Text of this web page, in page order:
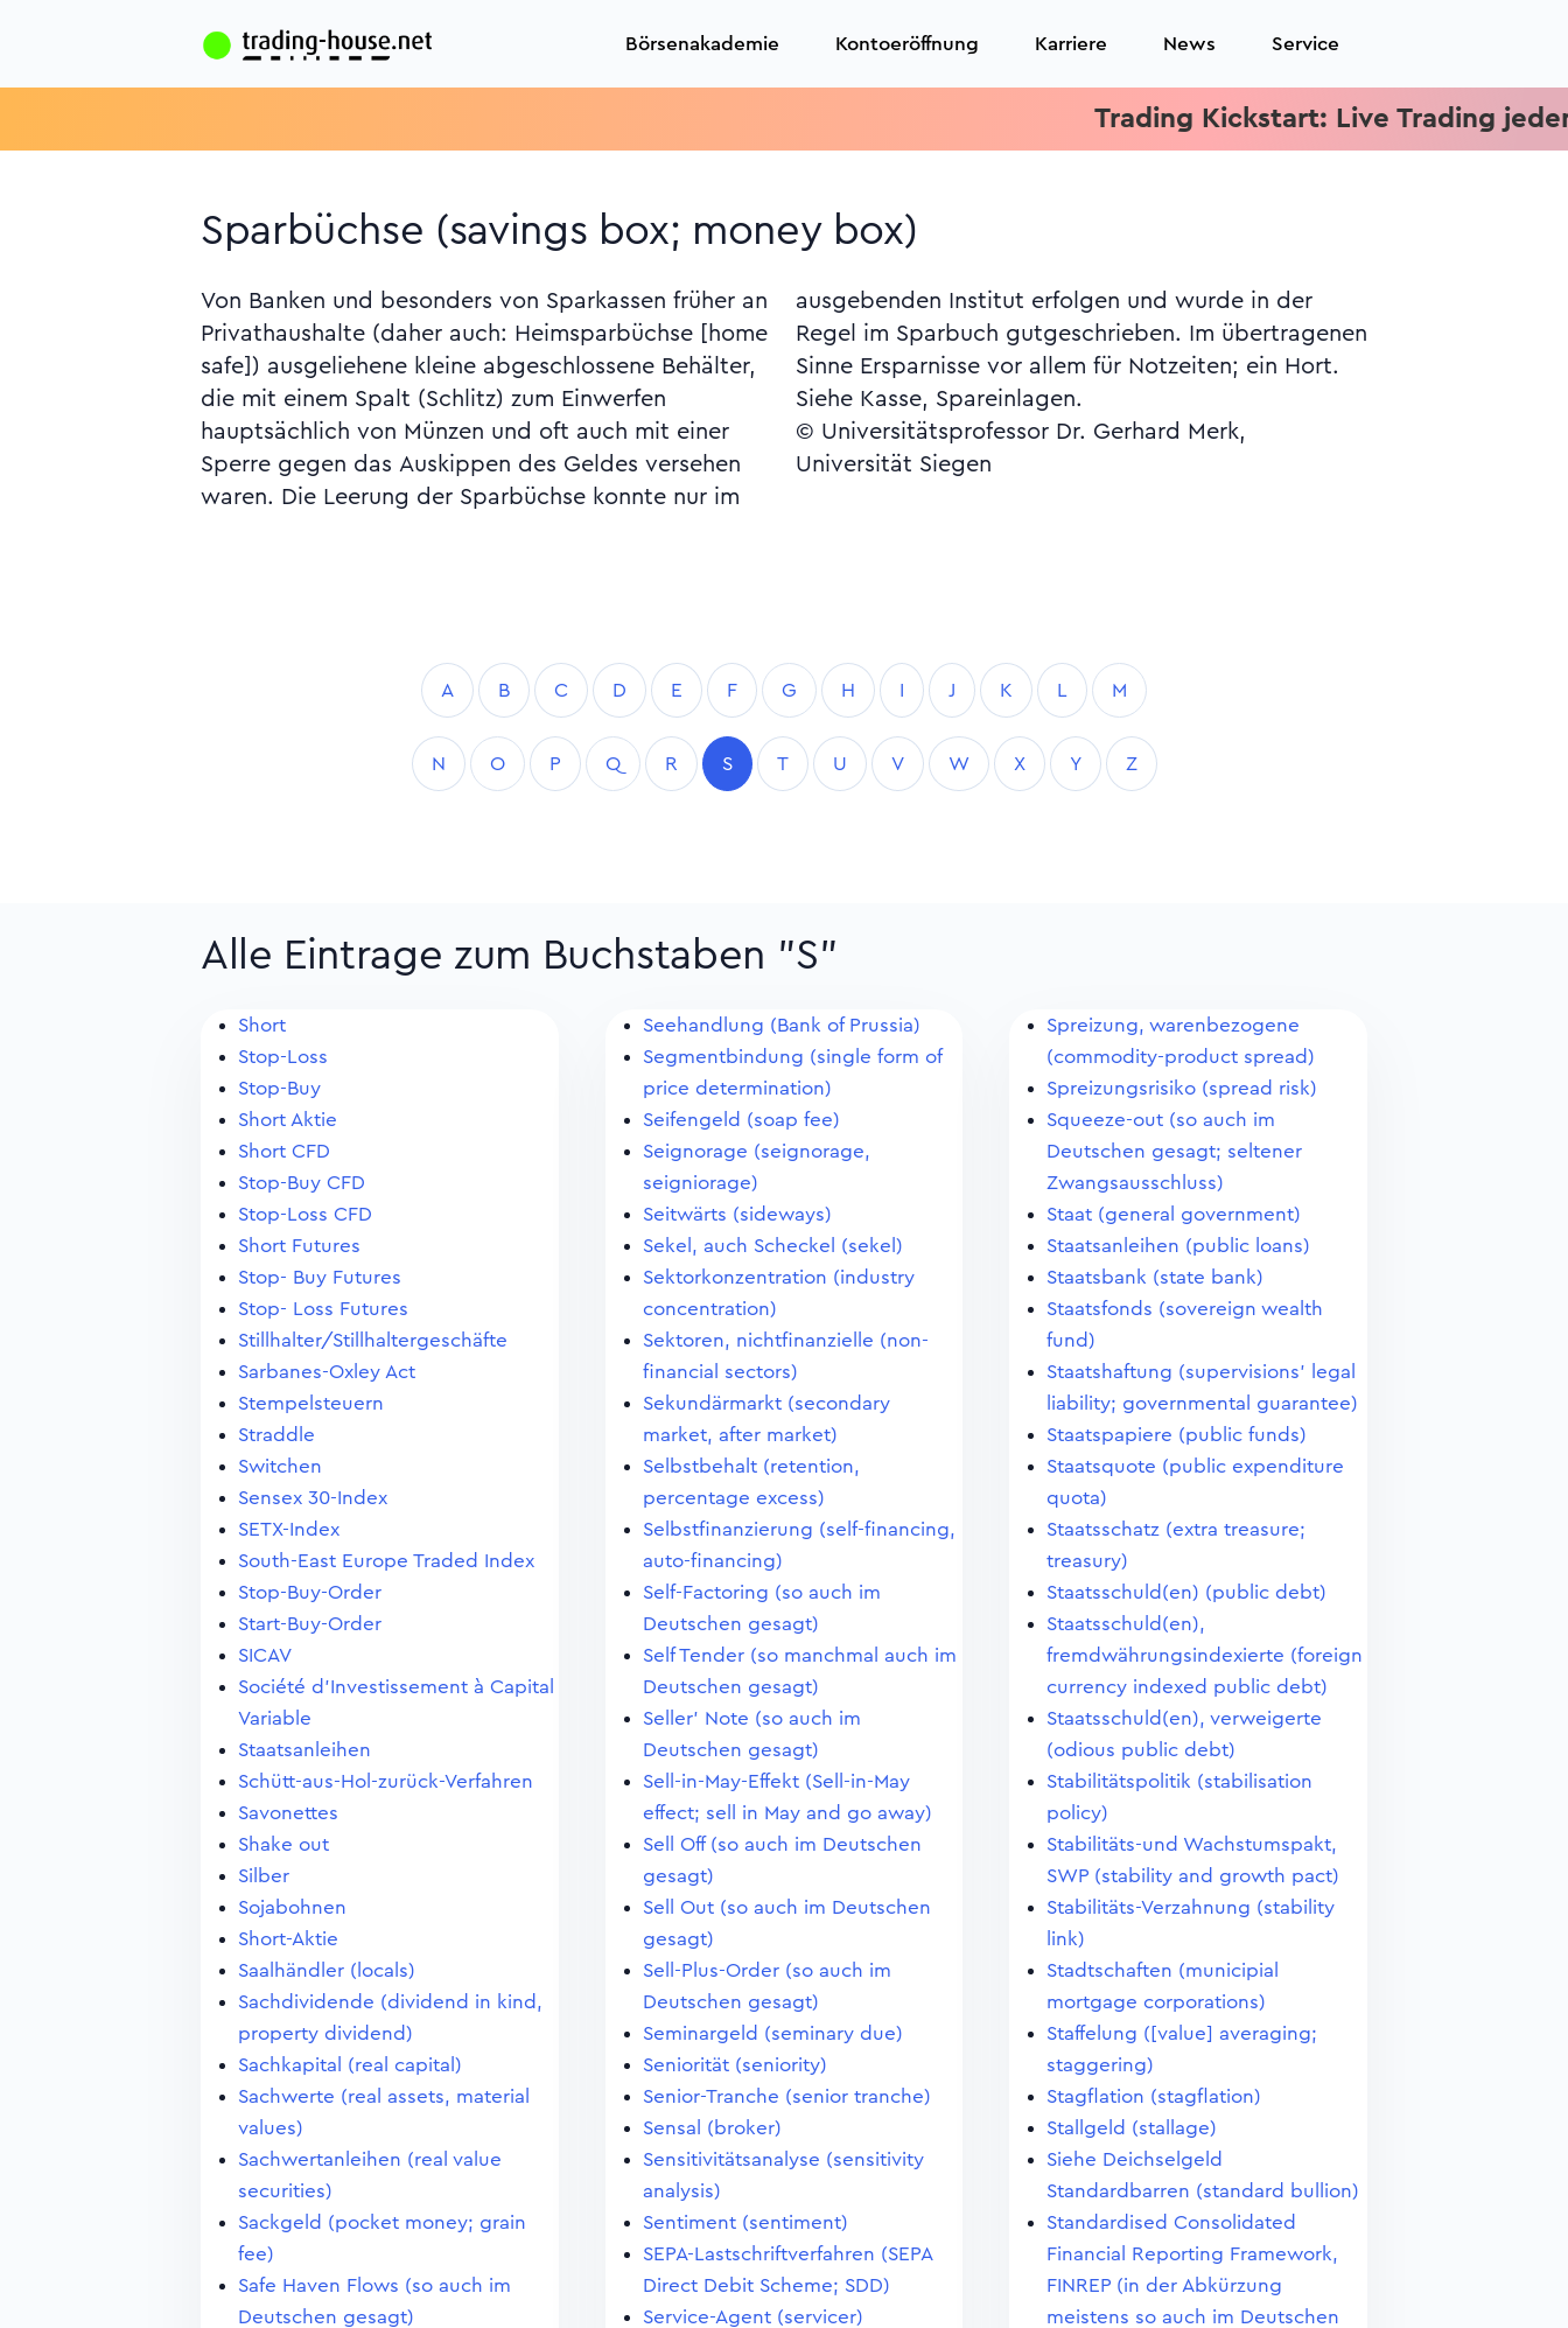
Börsenakademie Kontoeröffnung Karriere News Service
Trading Kickstart: Live Trading jeden
Sparbüchse (savings box; money box)
Von Banken und besonders von Sparkassen früher an
Privathaushalte (daher auch: Heimsparbüchse [home
safe]) ausgeliehene kleine abgeschlossene Behälter,
die mit einem Spalt (Schlitz) zum Einwerfen
hauptsächlich von Münzen und oft auch mit einer
Sperre gegen das Auskippen des Geldes versehen
waren. Die Leerung der Sparbüchse konnte nur im
ausgebenden Institut erfolgen und wurde in der
Regel im Sparbuch gutgeschrieben. Im übertragenen
Sinne Ersparnisse vor allem für Notzeiten; ein Hort.
Siehe Kasse, Spareinlagen.
© Universitätsprofessor Dr. Gerhard Merk,
Universität Siegen
A B C D E F G H I J K L M
N O P Q R S T U V W X Y Z
Alle Eintrage zum Buchstaben "S"
Short
Stop-Loss
Stop-Buy
Short Aktie
Short CFD
Stop-Buy CFD
Stop-Loss CFD
Short Futures
Stop- Buy Futures
Stop- Loss Futures
Stillhalter/Stillhaltergeschäfte
Sarbanes-Oxley Act
Stempelsteuern
Straddle
Switchen
Sensex 30-Index
SETX-Index
South-East Europe Traded Index
Stop-Buy-Order
Start-Buy-Order
SICAV
Société d'Investissement à Capital
Variable
Staatsanleihen
Schütt-aus-Hol-zurück-Verfahren
Savonettes
Shake out
Silber
Sojabohnen
Short-Aktie
Saalhändler (locals)
Sachdividende (dividend in kind,
property dividend)
Sachkapital (real capital)
Sachwerte (real assets, material
values)
Sachwertanleihen (real value
securities)
Sackgeld (pocket money; grain
fee)
Safe Haven Flows (so auch im
Deutschen gesagt)
Seehandlung (Bank of Prussia)
Segmentbindung (single form of
price determination)
Seifengeld (soap fee)
Seignorage (seignorage,
seigniorage)
Seitwärts (sideways)
Sekel, auch Scheckel (sekel)
Sektorkonzentration (industry
concentration)
Sektoren, nichtfinanzielle (non-
financial sectors)
Sekundärmarkt (secondary
market, after market)
Selbstbehalt (retention,
percentage excess)
Selbstfinanzierung (self-financing,
auto-financing)
Self-Factoring (so auch im
Deutschen gesagt)
Self Tender (so manchmal auch im
Deutschen gesagt)
Seller' Note (so auch im
Deutschen gesagt)
Sell-in-May-Effekt (Sell-in-May
effect; sell in May and go away)
Sell Off (so auch im Deutschen
gesagt)
Sell Out (so auch im Deutschen
gesagt)
Sell-Plus-Order (so auch im
Deutschen gesagt)
Seminargeld (seminary due)
Seniorität (seniority)
Senior-Tranche (senior tranche)
Sensal (broker)
Sensitivitätsanalyse (sensitivity
analysis)
Sentiment (sentiment)
SEPA-Lastschriftverfahren (SEPA
Direct Debit Scheme; SDD)
Service-Agent (servicer)
Spreizung, warenbezogene
(commodity-product spread)
Spreizungsrisiko (spread risk)
Squeeze-out (so auch im
Deutschen gesagt; seltener
Zwangsausschluss)
Staat (general government)
Staatsanleihen (public loans)
Staatsbank (state bank)
Staatsfonds (sovereign wealth
fund)
Staatshaftung (supervisions' legal
liability; governmental guarantee)
Staatspapiere (public funds)
Staatsquote (public expenditure
quota)
Staatsschatz (extra treasure;
treasury)
Staatsschuld(en) (public debt)
Staatsschuld(en),
fremdwährungsindexierte (foreign
currency indexed public debt)
Staatsschuld(en), verweigerte
(odious public debt)
Stabilitätspolitik (stabilisation
policy)
Stabilitäts-und Wachstumspakt,
SWP (stability and growth pact)
Stabilitäts-Verzahnung (stability
link)
Stadtschaften (municipial
mortgage corporations)
Staffelung ([value] averaging;
staggering)
Stagflation (stagflation)
Stallgeld (stallage)
Siehe Deichselgeld
Standardbarren (standard bullion)
Standardised Consolidated
Financial Reporting Framework,
FINREP (in der Abkürzung
meistens so auch im Deutschen